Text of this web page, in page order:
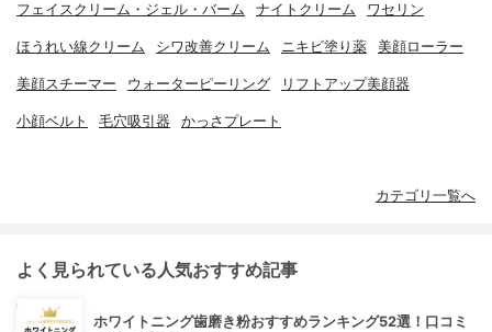
フェイスクリーム・ジェル・バーム ナイトクリーム ワセリン
ほうれい線クリーム シワ改善クリーム ニキビ塗り薬 美顔ローラー
美顔スチーマー ウォーターピーリング リフトアップ美顔器
小顔ベルト 毛穴吸引器 かっさプレート
カテゴリ一覧へ
よく見られている人気おすすめ記事
ホワイトニング歯磨き粉おすすめランキング52選！口コミ